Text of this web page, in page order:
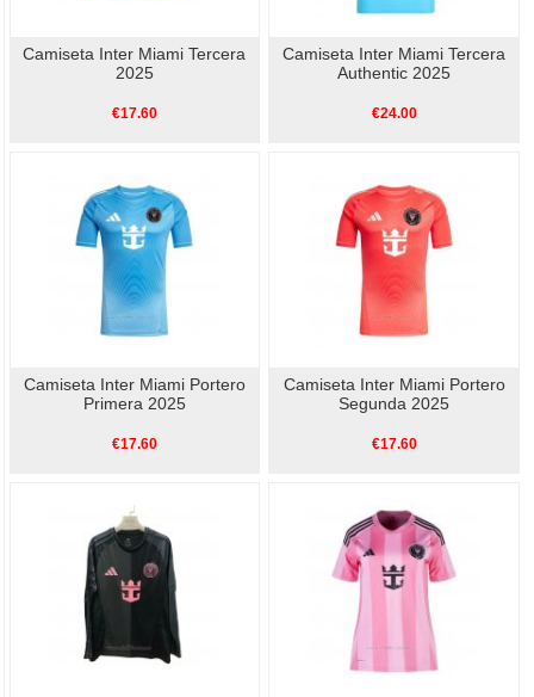
Camiseta Inter Miami Tercera
2025
€17.60
Camiseta Inter Miami Tercera
Authentic 2025
€24.00
Camiseta Inter Miami Portero
Primera 2025
€17.60
Camiseta Inter Miami Portero
Segunda 2025
€17.60